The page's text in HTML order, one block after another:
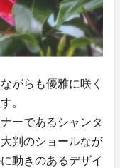
がらも優雅に咲く
。
ーであるシャンタ
判のショールなが
動きのあるデザイ